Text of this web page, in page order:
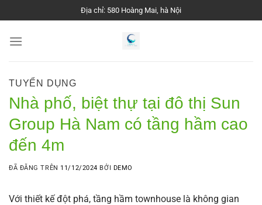
đến
nội
Địa chỉ: 580 Hoàng Mai, hà Nội
TUYỂN DỤNG
Nhà phố, biệt thự tại đô thị Sun
Group Hà Nam có tầng hầm cao
đến 4m
ĐÃ ĐĂNG TRÊN 11/12/2024 BỞI DEMO
Với thiết kế đột phá, tầng hầm townhouse là không gian